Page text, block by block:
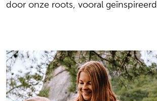
door onze roots, vooral